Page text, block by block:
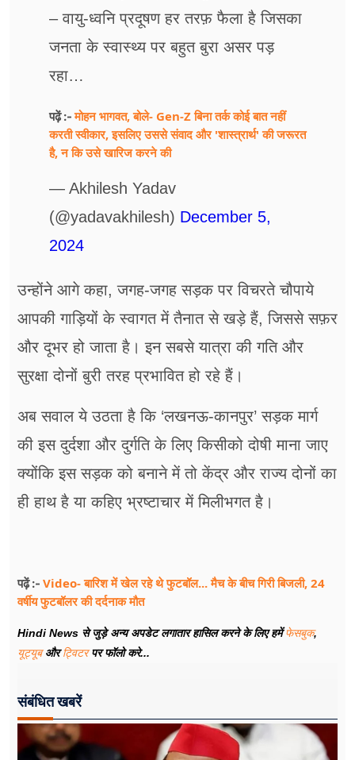
– ⁠वायु-ध्वनि प्रदूषण हर तरफ़ फैला है जिसका
जनता के स्वास्थ्य पर बहुत बुरा असर पड़
रहा…
पढ़ें :-मोहन भागवत, बोले- Gen-Z बिना तर्क कोई बात नहीं
करती स्वीकार, इसलिए उससे संवाद और 'शास्त्रार्थ' की जरूरत
है, न कि उसे खारिज करने की
— Akhilesh Yadav
(@yadavakhilesh) December 5,
2024
उन्होंने आगे कहा, ⁠जगह-जगह सड़क पर विचरते चौपाये
आपकी गाड़ियों के स्वागत में तैनात से खड़े हैं, जिससे सफ़र
और दूभर हो जाता है। ⁠इन सबसे यात्रा की गति और
सुरक्षा दोनों बुरी तरह प्रभावित हो रहे हैं।
अब सवाल ये उठता है कि ‘लखनऊ-कानपुर’ सड़क मार्ग
की इस दुर्दशा और दुर्गति के लिए किसीको दोषी माना जाए
क्योंकि इस सड़क को बनाने में तो केंद्र और राज्य दोनों का
ही हाथ है या कहिए भ्रष्टाचार में मिलीभगत है।
पढ़ें :- Video- बारिश में खेल रहे थे फुटबॉल... मैच के बीच गिरी बिजली, 24
वर्षीय फुटबॉलर की दर्दनाक मौत
Hindi News से जुड़े अन्य अपडेट लगातार हासिल करने के लिए हमेंफेसबुक,
यूट्यूबऔरट्विटरपर फॉलो करे...
संबंधित खबरें